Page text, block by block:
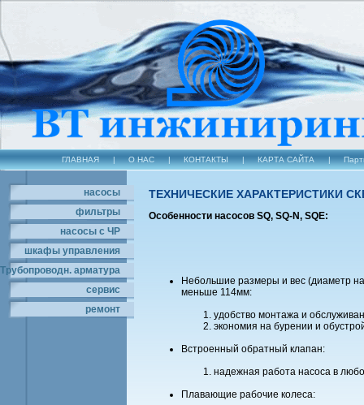
ГЛАВНАЯ | О НАС | КОНТАКТЫ | КАРТА САЙТА |
насосы
фильтры
насосы с ЧР
шкафы управления
Трубопроводн. арматура
сервис
ремонт
ТЕХНИЧЕСКИЕ ХАРАКТЕРИСТИКИ
Особенности насосов SQ, SQ-N, SQE:
Небольшие размеры и вес (диаметр
меньше 114мм:
удобство монтажа и
экономия на бурении и
Встроенный обратный клапан:
надежная работа насоса в
Плавающие рабочие колеса: